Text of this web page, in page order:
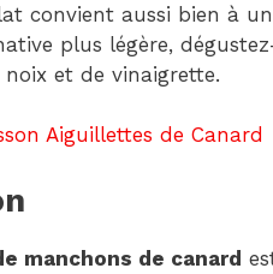
convient aussi bien à un
plus légère,
et de vinaigrette.
Aiguillettes de Canard
manchons de canard